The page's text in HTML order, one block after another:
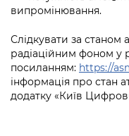
випромінювання.
Слідкувати за станом
радіаційним фоном у
посиланням: https://
інформація про стан
додатку «Київ